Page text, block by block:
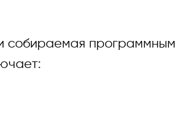
программным